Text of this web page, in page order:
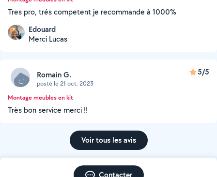
Tres pro, trés competent je recommande à 1000%
Edouard
Merci Lucas
Romain G.
posté le 21 oct. 2023
5/5
Montage meubles en kit
Très bon service merci !!
Voir tous les avis
Contacter